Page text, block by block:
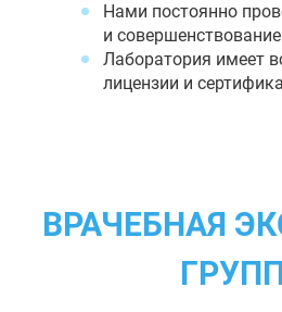
Нами постоянно
и
Лаборатория имеет
лицензии и
ВРАЧЕБНАЯ